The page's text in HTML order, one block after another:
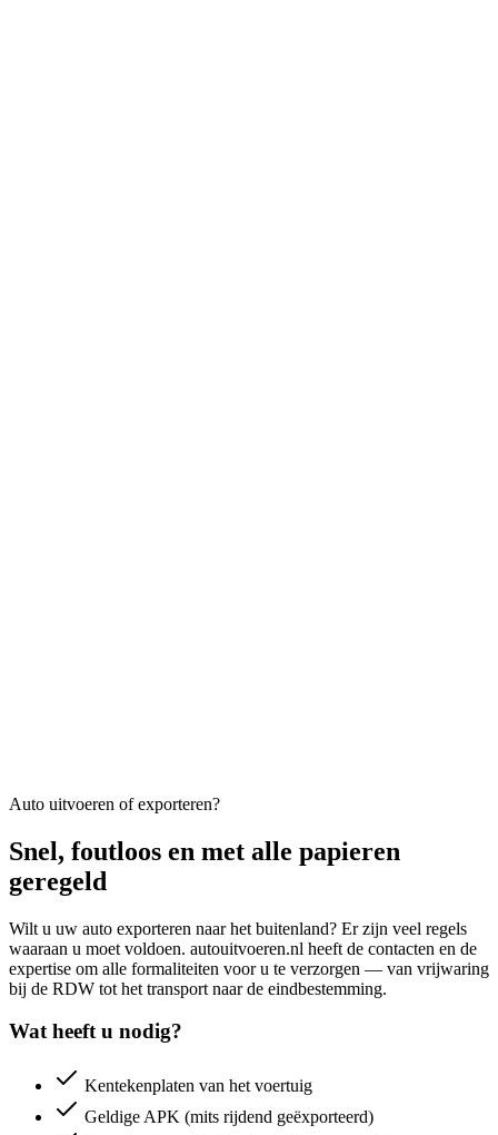
Auto uitvoeren of exporteren?
Snel, foutloos en met alle papieren
geregeld
Wilt u uw auto exporteren naar het buitenland? Er zijn veel regels
waaraan u moet voldoen. autouitvoeren.nl heeft de contacten en de
expertise om alle formaliteiten voor u te verzorgen — van vrijwaring
bij de RDW tot het transport naar de eindbestemming.
Wat heeft u nodig?
Kentekenplaten van het voertuig
Geldige APK (mits rijdend geëxporteerd)